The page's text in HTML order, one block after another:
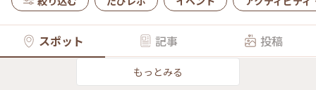
スポット 記事 投稿
もっとみる